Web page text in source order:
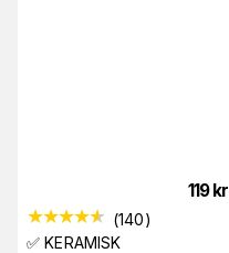
119 kr
(140)
✅ KERAMISK